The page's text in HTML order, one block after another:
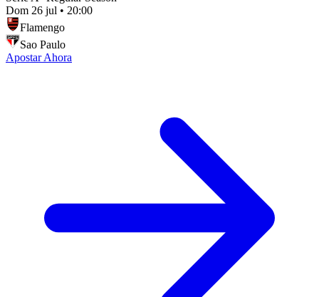
Dom 26 jul • 20:00
Flamengo
Sao Paulo
Apostar Ahora